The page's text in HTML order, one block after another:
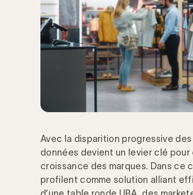
Avec la disparition progressive
données devient un levier clé
croissance des marques. Dans ce
profilent comme solution alliant